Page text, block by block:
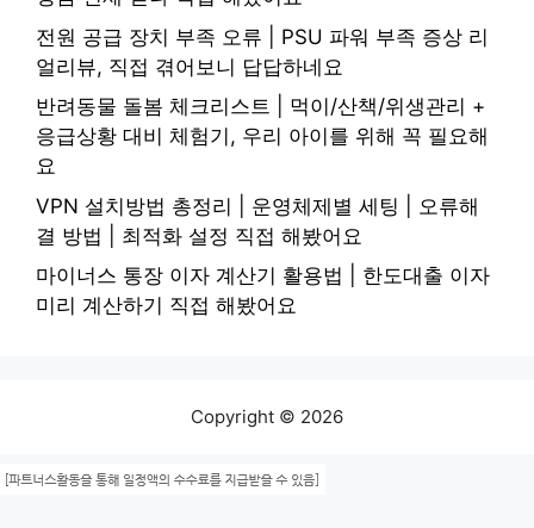
전원 공급 장치 부족 오류 | PSU 파워 부족 증상 리
얼리뷰, 직접 겪어보니 답답하네요
반려동물 돌봄 체크리스트 | 먹이/산책/위생관리 +
응급상황 대비 체험기, 우리 아이를 위해 꼭 필요해
요
VPN 설치방법 총정리 | 운영체제별 세팅 | 오류해
결 방법 | 최적화 설정 직접 해봤어요
마이너스 통장 이자 계산기 활용법 | 한도대출 이자
미리 계산하기 직접 해봤어요
Copyright © 2026